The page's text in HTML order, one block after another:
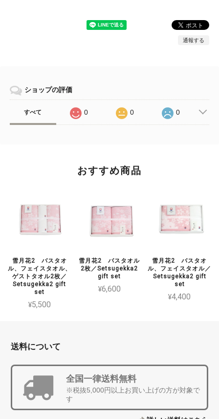
通報する
ショップの評価
すべて 0 0 0
おすすめ商品
雪月花2 バスタオ
ル、フェイスタオル、
ゲストタオル2枚／
Setsugekka2 gift
set
¥5,500
雪月花2 バスタオル
2枚／Setsugekka2
gift set
¥6,600
雪月花2 バスタオ
ル、フェイスタオル／
Setsugekka2 gift
set
¥4,400
送料について
全国一律送料無料
※税抜5,000円以上お買い上げの方が対象で
す